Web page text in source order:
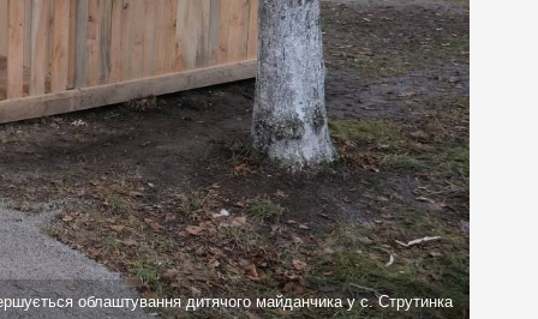
облаштування дитячого майданчика у с. Струтинка